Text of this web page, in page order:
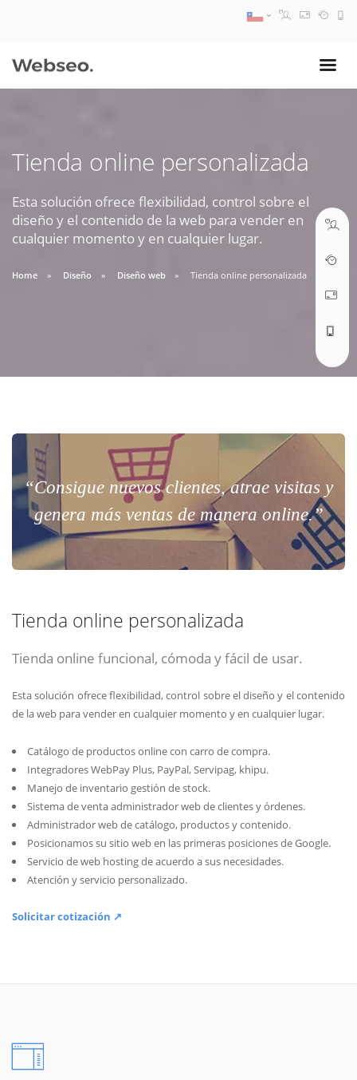
Tienda online personalizada
Esta solución ofrece flexibilidad, control sobre el
diseño y el contenido de la web para vender en
cualquier momento y en cualquier lugar.
Home Diseño Diseño web Tienda online personalizada
“Consigue nuevos clientes, atrae visitas y
genera más ventas de manera online.”
Tienda online personalizada
Tienda online funcional, cómoda y fácil de usar.
Esta solución ofrece flexibilidad, control sobre el diseño y el contenido
de la web para vender en cualquier momento y en cualquier lugar.
Catálogo de productos online con carro de compra.
Integradores WebPay Plus, PayPal, Servipag, khipu.
Manejo de inventario gestión de stock.
Sistema de venta administrador web de clientes y órdenes.
Administrador web de catálogo, productos y contenido.
Posicionamos su sitio web en las primeras posiciones de Google.
Servicio de web hosting de acuerdo a sus necesidades.
Atención y servicio personalizado.
Solicitar cotización ↗
09:30 AM A 18:30 PM
soporte@webseo.cl
ABRIR TICKET